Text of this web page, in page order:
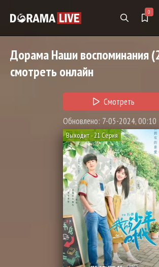
0
ДорамаНаши воспоминания
смотреть онлайн
Смотреть
Обновлено: 7-05-2024, 00:10
Выходит - 21 Серия